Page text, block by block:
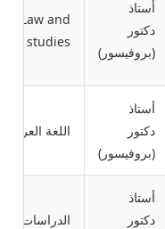
أستاذ
دكتور
(بروفيسور)
Law and
studies
أستاذ
دكتور
(بروفيسور)
اللغة العربية
أستاذ
دكتور
الدراسات